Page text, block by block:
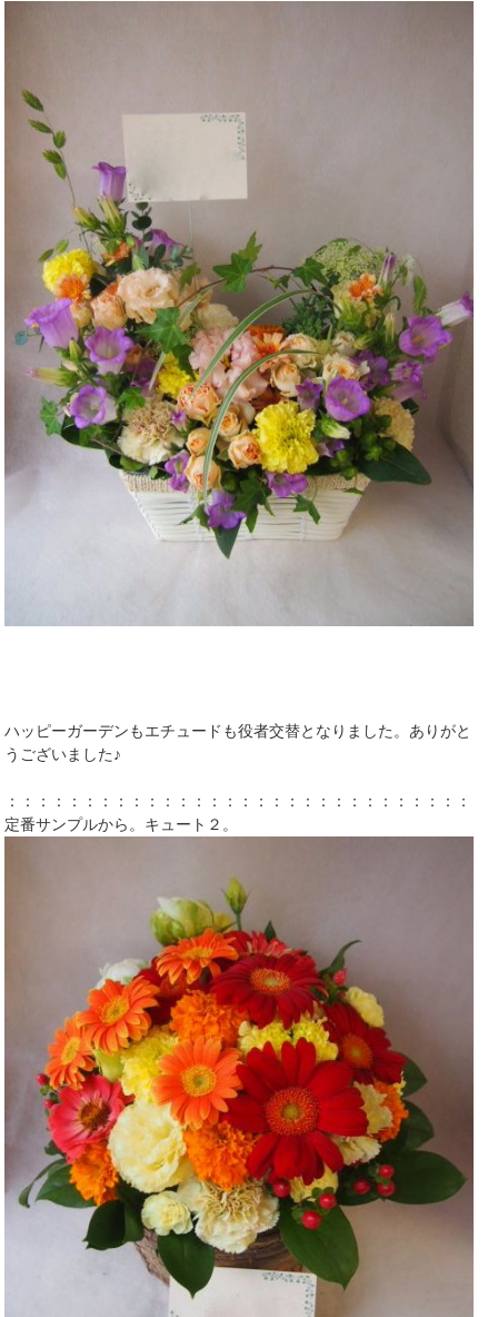
ハッピーガーデンもエチュードも役者交替となりました。ありがと
うございました♪
：：：：：：：：：：：：：：：：：：：：：：：：：：：：：：
定番サンプルから。キュート２。